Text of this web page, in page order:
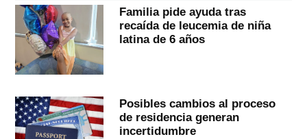
Familia pide ayuda tras
recaída de leucemia de niña
latina de 6 años
Posibles cambios al proceso
de residencia generan
incertidumbre